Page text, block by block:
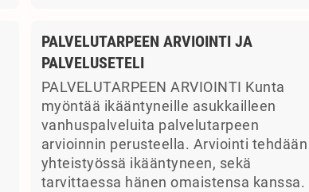
PALVELUTARPEEN ARVIOINTI JA
PALVELUSETELI
PALVELUTARPEEN ARVIOINTI Kunta
myöntää ikääntyneille asukkailleen
vanhuspalveluita palvelutarpeen
arvioinnin perusteella. Arviointi tehdään
yhteistyössä ikääntyneen, sekä
tarvittaessa hänen omaistensa kanssa.